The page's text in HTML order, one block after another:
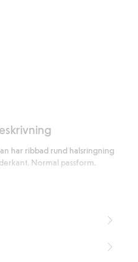
har ribbad rund halsringning
Normal passform.